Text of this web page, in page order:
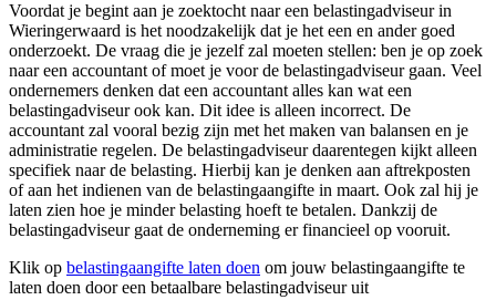
Voordat je begint aan je zoektocht naar een belastingadviseur in
Wieringerwaard is het noodzakelijk dat je het een en ander goed
onderzoekt. De vraag die je jezelf zal moeten stellen: ben je op zoek
naar een accountant of moet je voor de belastingadviseur gaan. Veel
ondernemers denken dat een accountant alles kan wat een
belastingadviseur ook kan. Dit idee is alleen incorrect. De
accountant zal vooral bezig zijn met het maken van balansen en je
administratie regelen. De belastingadviseur daarentegen kijkt alleen
specifiek naar de belasting. Hierbij kan je denken aan aftrekposten
of aan het indienen van de belastingaangifte in maart. Ook zal hij je
laten zien hoe je minder belasting hoeft te betalen. Dankzij de
belastingadviseur gaat de onderneming er financieel op vooruit.
Klik op belastingaangifte laten doen om jouw belastingaangifte te
laten doen door een betaalbare belastingadviseur uit